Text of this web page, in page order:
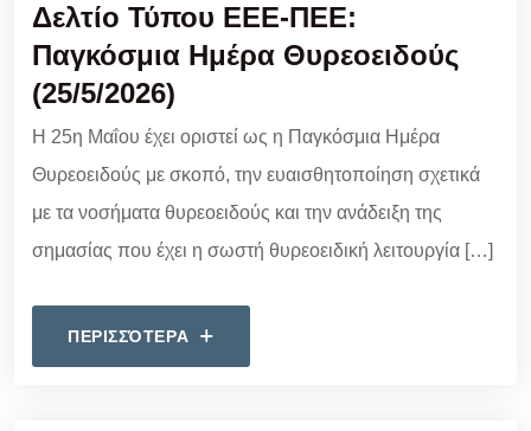
Δελτίο Τύπου ΕΕΕ-ΠΕΕ:
Παγκόσμια Ημέρα Θυρεοειδούς
(25/5/2026)
Η 25η Μαΐου έχει οριστεί ως η Παγκόσμια Ημέρα
Θυρεοειδούς με σκοπό, την ευαισθητοποίηση σχετικά
με τα νοσήματα θυρεοειδούς και την ανάδειξη της
σημασίας που έχει η σωστή θυρεοειδική λειτουργία […]
ΠΕΡΙΣΣΌΤΕΡΑ